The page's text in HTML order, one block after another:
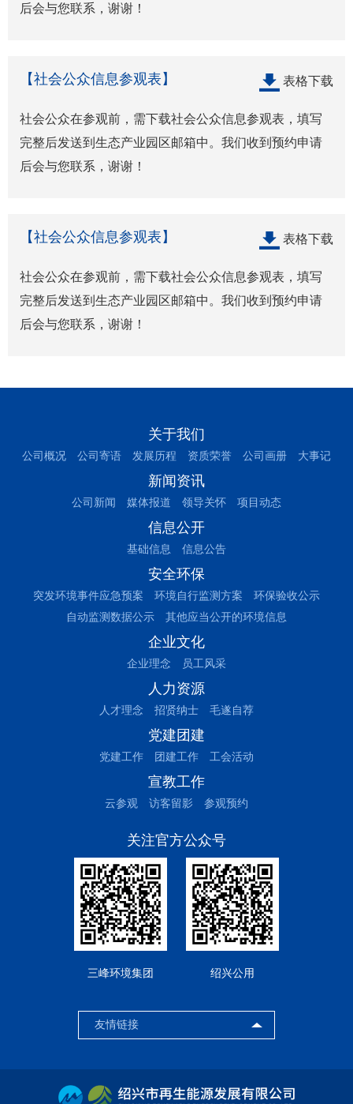
后会与您联系，谢谢！
【社会公众信息参观表】 表格下载
社会公众在参观前，需下载社会公众信息参观表，填写
完整后发送到生态产业园区邮箱中。我们收到预约申请
后会与您联系，谢谢！
【社会公众信息参观表】 表格下载
社会公众在参观前，需下载社会公众信息参观表，填写
完整后发送到生态产业园区邮箱中。我们收到预约申请
后会与您联系，谢谢！
关于我们
公司概况 公司寄语 发展历程 资质荣誉 公司画册 大事记
新闻资讯
公司新闻 媒体报道 领导关怀 项目动态
信息公开
基础信息 信息公告
安全环保
突发环境事件应急预案 环境自行监测方案
环保验收公示
自动监测数据公示
其他应当公开的环境信息
企业文化
企业理念 员工风采
人力资源
人才理念 招贤纳士 毛遂自荐
党建团建
党建工作 团建工作 工会活动
宣教工作
云参观 访客留影 参观预约
关注官方公众号
三峰环境集团 绍兴公用